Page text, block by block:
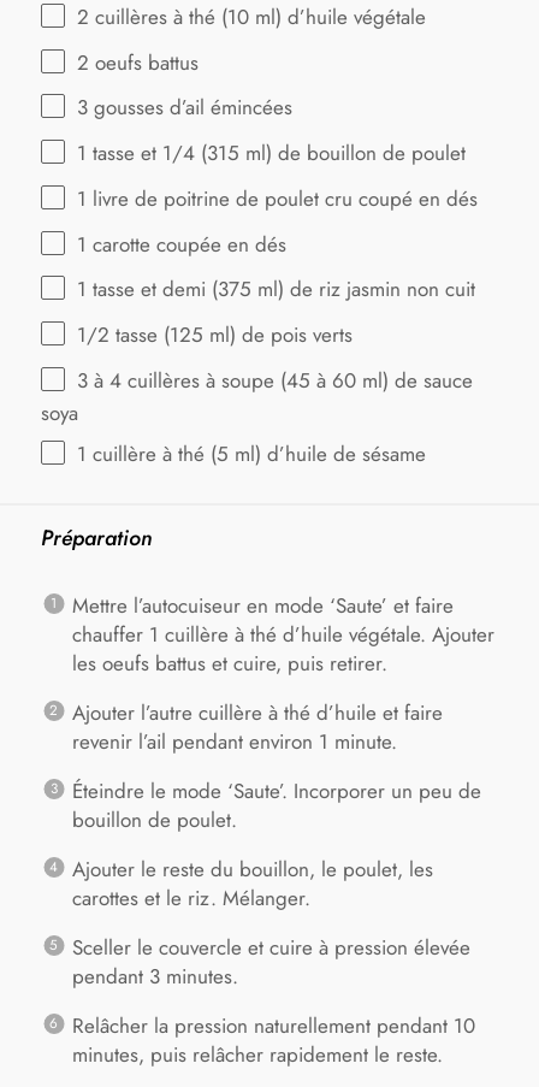
2 cuillères à thé (10 ml) d’huile végétale
2 oeufs battus
3 gousses d’ail émincées
1 tasse et 1/4 (315 ml) de bouillon de poulet
1 livre de poitrine de poulet cru coupé en dés
1 carotte coupée en dés
1 tasse et demi (375 ml) de riz jasmin non cuit
1/2 tasse (125 ml) de pois verts
3 à 4 cuillères à soupe (45 à 60 ml) de sauce
soya
1 cuillère à thé (5 ml) d’huile de sésame
Préparation
Mettre l’autocuiseur en mode ‘Saute’ et faire
chauffer 1 cuillère à thé d’huile végétale. Ajouter
les oeufs battus et cuire, puis retirer.
Ajouter l’autre cuillère à thé d’huile et faire
revenir l’ail pendant environ 1 minute.
Éteindre le mode ‘Saute’. Incorporer un peu de
bouillon de poulet.
Ajouter le reste du bouillon, le poulet, les
carottes et le riz. Mélanger.
Sceller le couvercle et cuire à pression élevée
pendant 3 minutes.
Relâcher la pression naturellement pendant 10
minutes, puis relâcher rapidement le reste.